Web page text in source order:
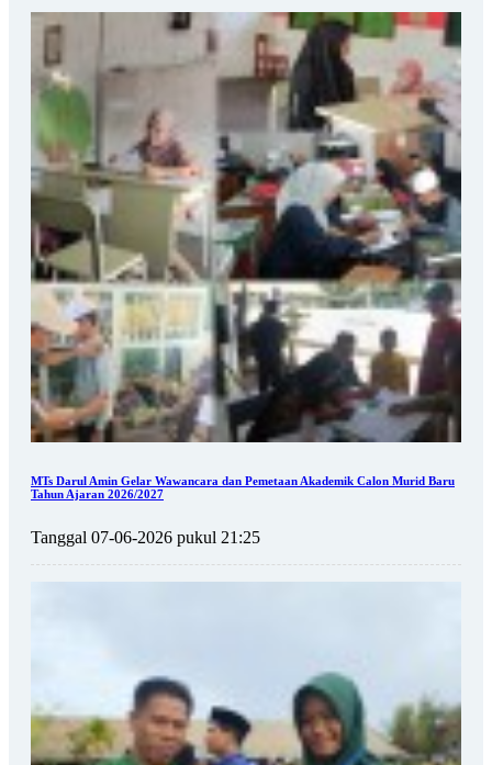
MTs Darul Amin Gelar Wawancara dan Pemetaan Akademik Calon Murid Baru
Tahun Ajaran 2026/2027
Tanggal 07-06-2026 pukul 21:25